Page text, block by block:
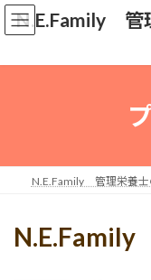
コ
ン
ン
プ
ナ
ビ
ー
動
N.E.Family 管
N.E.Family 管理栄養士
N.E.Family